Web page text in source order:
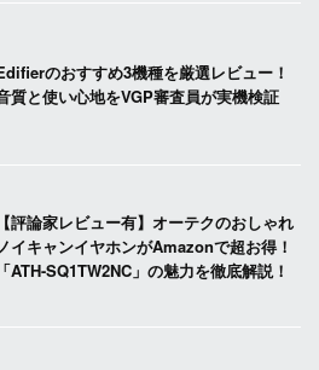
のおすすめ3機種を厳選レビュー！
質と使い心地をVGP審査員が実機検証
【評論家レビュー有】オーテクのおしゃれ
ノイキャンイヤホンがAmazonで超お得！
「ATH-SQ1TW2NC」の魅力を徹底解説！